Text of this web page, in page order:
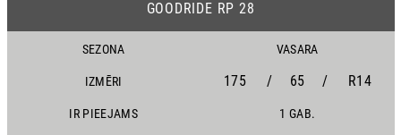
GOODRIDE RP 28
SEZONA VASARA
IZMĒRI 175 / 65 / R14
IR PIEEJAMS 1 GAB.